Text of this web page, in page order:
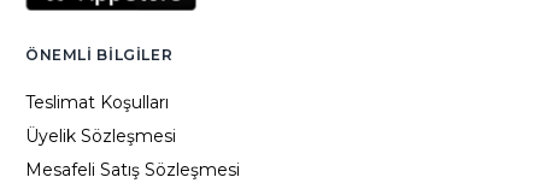
ÖNEMLI BILGILER
Teslimat Koşulları
Üyelik Sözleşmesi
Mesafeli Satış Sözleşmesi